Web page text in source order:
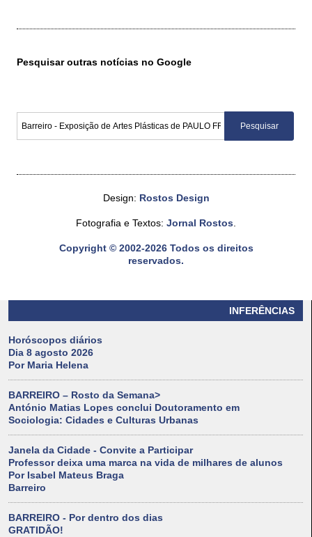
INFERÊNCIAS
Horóscopos diários
Dia 8 agosto 2026
Por Maria Helena
BARREIRO – Rosto da Semana>
António Matias Lopes conclui Doutoramento em
Sociologia: Cidades e Culturas Urbanas
Janela da Cidade - Convite a Participar
Professor deixa uma marca na vida de milhares de alunos
Por Isabel Mateus Braga
Barreiro
BARREIRO - Por dentro dos dias
GRATIDÃO!
Pesquisar outras notícias no Google
Design: Rostos Design
Fotografia e Textos: Jornal Rostos.
Copyright © 2002-2026 Todos os direitos
reservados.